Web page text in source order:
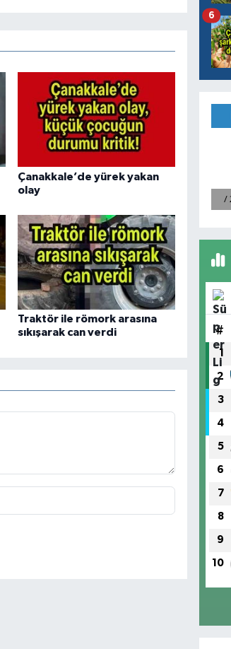
Çanakkale’de yürek yakan
olay
Traktör ile römork arasına
sıkışarak can verdi
6
#
1
2
3
4
5
6
7
8
9
10